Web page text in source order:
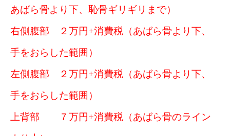
あばら骨より下、恥骨ギリギリまで）
右側腹部 ２万円+消費税（あばら骨より下、
手をおらした範囲）
左側腹部 ２万円+消費税（あばら骨より下、
手をおらした範囲）
上背部 ７万円+消費税（あばら骨のライン